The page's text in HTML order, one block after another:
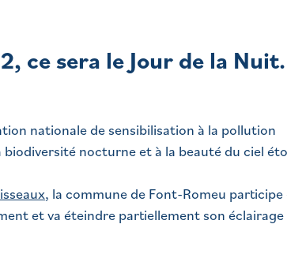
ce sera le Jour de la Nuit.
nationale de sensibilisation à la pollution
nocturne et à la beauté du ciel
, la commune de Font-Romeu participe
et va éteindre partiellement son éclairage